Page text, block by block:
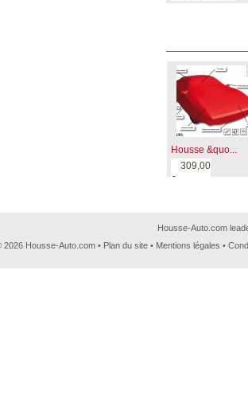
Housse &quo...
309,00
€
Housse-Auto.com
2026 Housse-Auto.com • Plan du site • Mentions légales •